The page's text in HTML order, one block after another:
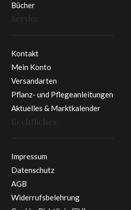
Bücher
Service
Kontakt
Mein Konto
Versandarten
Pflanz- und Pflegeanleitungen
Aktuelles & Marktkalender
Rechtliches
Impressum
Datenschutz
AGB
Widerrufsbelehrung